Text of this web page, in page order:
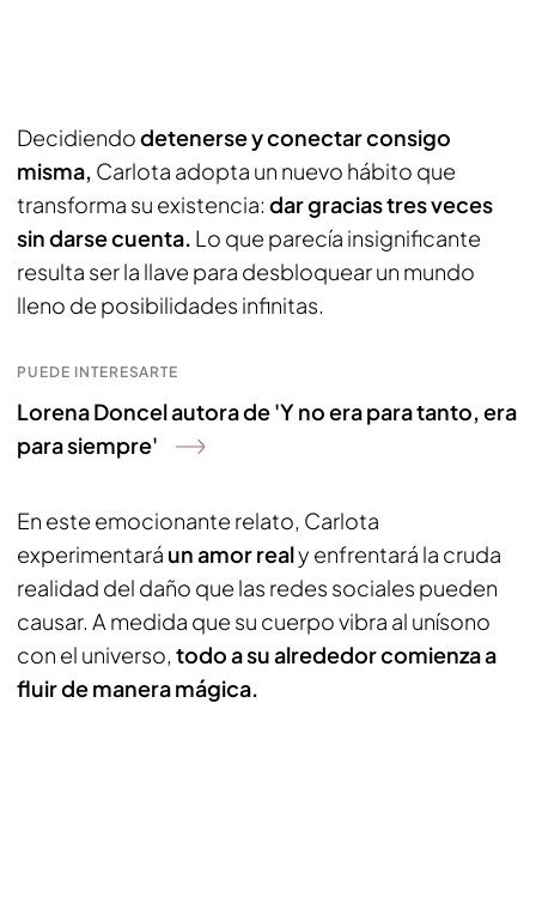
Decidiendodetenerse y conectar consigo
misma, Carlota adopta un nuevo hábito que
transforma su existencia: dar gracias tres veces
sin darse cuenta. Lo que parecía insignificante
resulta ser la llave para desbloquear un mundo
lleno de posibilidades infinitas.
PUEDE INTERESARTE
Lorena Doncel autora de 'Y no era para tanto, era
para siempre'
En este emocionante relato, Carlota
experimentará un amor realy enfrentará la cruda
realidad del daño que las redes sociales pueden
causar. A medida que su cuerpo vibra al unísono
con el universo, todo a su alrededor comienza a
fluir de manera mágica.